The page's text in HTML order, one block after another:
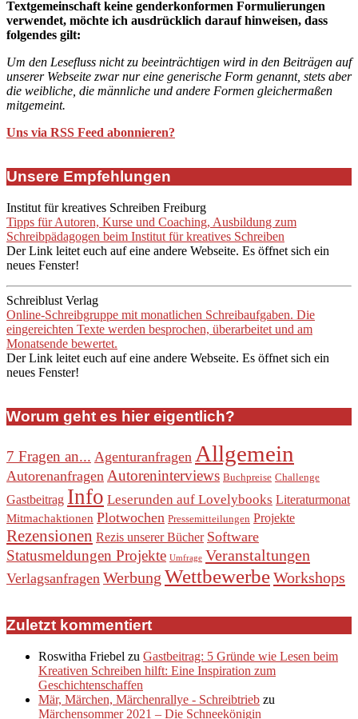
Textgemeinschaft keine genderkonformen Formulierungen
verwendet, möchte ich ausdrücklich darauf hinweisen, dass
folgendes gilt:
Um den Lesefluss nicht zu beeinträchtigen wird in den Beiträgen auf
unserer Webseite zwar nur eine generische Form genannt, stets aber
die weibliche, die männliche und andere Formen gleichermaßen
mitgemeint.
Uns via RSS Feed abonnieren?
Unsere Empfehlungen
Institut für kreatives Schreiben Freiburg
Tipps für Autoren, Kurse und Coaching, Ausbildung zum
Schreibpädagogen beim Institut für kreatives Schreiben
Der Link leitet euch auf eine andere Webseite. Es öffnet sich ein
neues Fenster!
Schreiblust Verlag
Online-Schreibgruppe mit monatlichen Schreibaufgaben. Die
eingereichten Texte werden besprochen, überarbeitet und am
Monatsende bewertet.
Der Link leitet euch auf eine andere Webseite. Es öffnet sich ein
neues Fenster!
Worum geht es hier eigentlich?
7 Fragen an... Agenturanfragen Allgemein
Autorenanfragen Autoreninterviews Buchpreise Challenge
Gastbeitrag Info Leserunden auf Lovelybooks Literaturmonat
Mitmachaktionen Plotwochen Pressemitteilungen Projekte
Rezensionen Rezis unserer Bücher Software
Statusmeldungen Projekte Umfrage Veranstaltungen
Verlagsanfragen Werbung WettbewerbeWorkshops
Zuletzt kommentiert
Roswitha Friebel zu Gastbeitrag: 5 Gründe wie Lesen beim
Kreativen Schreiben hilft: Eine Inspiration zum
Geschichtenschaffen
Mär, Märchen, Märchenrallye - Schreibtrieb zu
Märchensommer 2021 – Die Schneekönigin